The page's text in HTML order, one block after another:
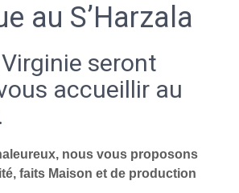
au S’Harzala
seront
accueillir au
nous vous proposons
faits Maison et de production